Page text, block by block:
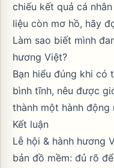
chiếu kết quả cá
liệu còn mơ hồ, hãy
Làm sao biết mình
hương Việt?
Bạn hiểu đúng khi có
bình tĩnh, nêu được
thành một hành
Kết luận
Lễ hội & hành hương
bản đồ mềm: đủ rõ